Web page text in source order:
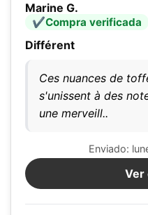
Marine G.
Compra verificada
Différent
Ces nuances de
s'unissent à des
une merveill..
Enviado:
Ver